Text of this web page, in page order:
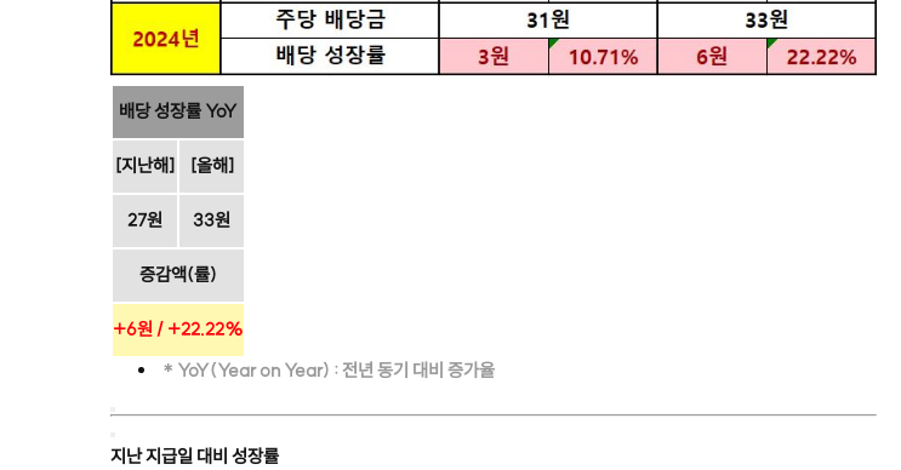
배당 성장률 YoY
[지난해] [올해]
27원 33원
증감액(률)
+6원 / +22.22%
＊YoY(Year on Year) : 전년 동기 대비 증가율
지난 지급일 대비 성장률